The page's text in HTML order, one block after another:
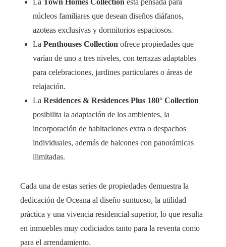
núcleos familiares que desean diseños diáfanos,
azoteas exclusivas y dormitorios espaciosos.
La Penthouses Collection ofrece propiedades que
varían de uno a tres niveles, con terrazas adaptables
para celebraciones, jardines particulares o áreas de
relajación.
La Residences & Residences Plus 180° Collection
posibilita la adaptación de los ambientes, la
incorporación de habitaciones extra o despachos
individuales, además de balcones con panorámicas
ilimitadas.
Cada una de estas series de propiedades demuestra la
dedicación de Oceana al diseño suntuoso, la utilidad
práctica y una vivencia residencial superior, lo que resulta
en inmuebles muy codiciados tanto para la reventa como
para el arrendamiento.